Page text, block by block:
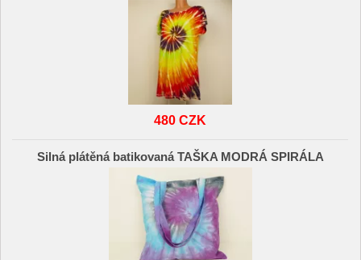
480 CZK
Silná plátěná batikovaná TAŠKA MODRÁ SPIRÁLA